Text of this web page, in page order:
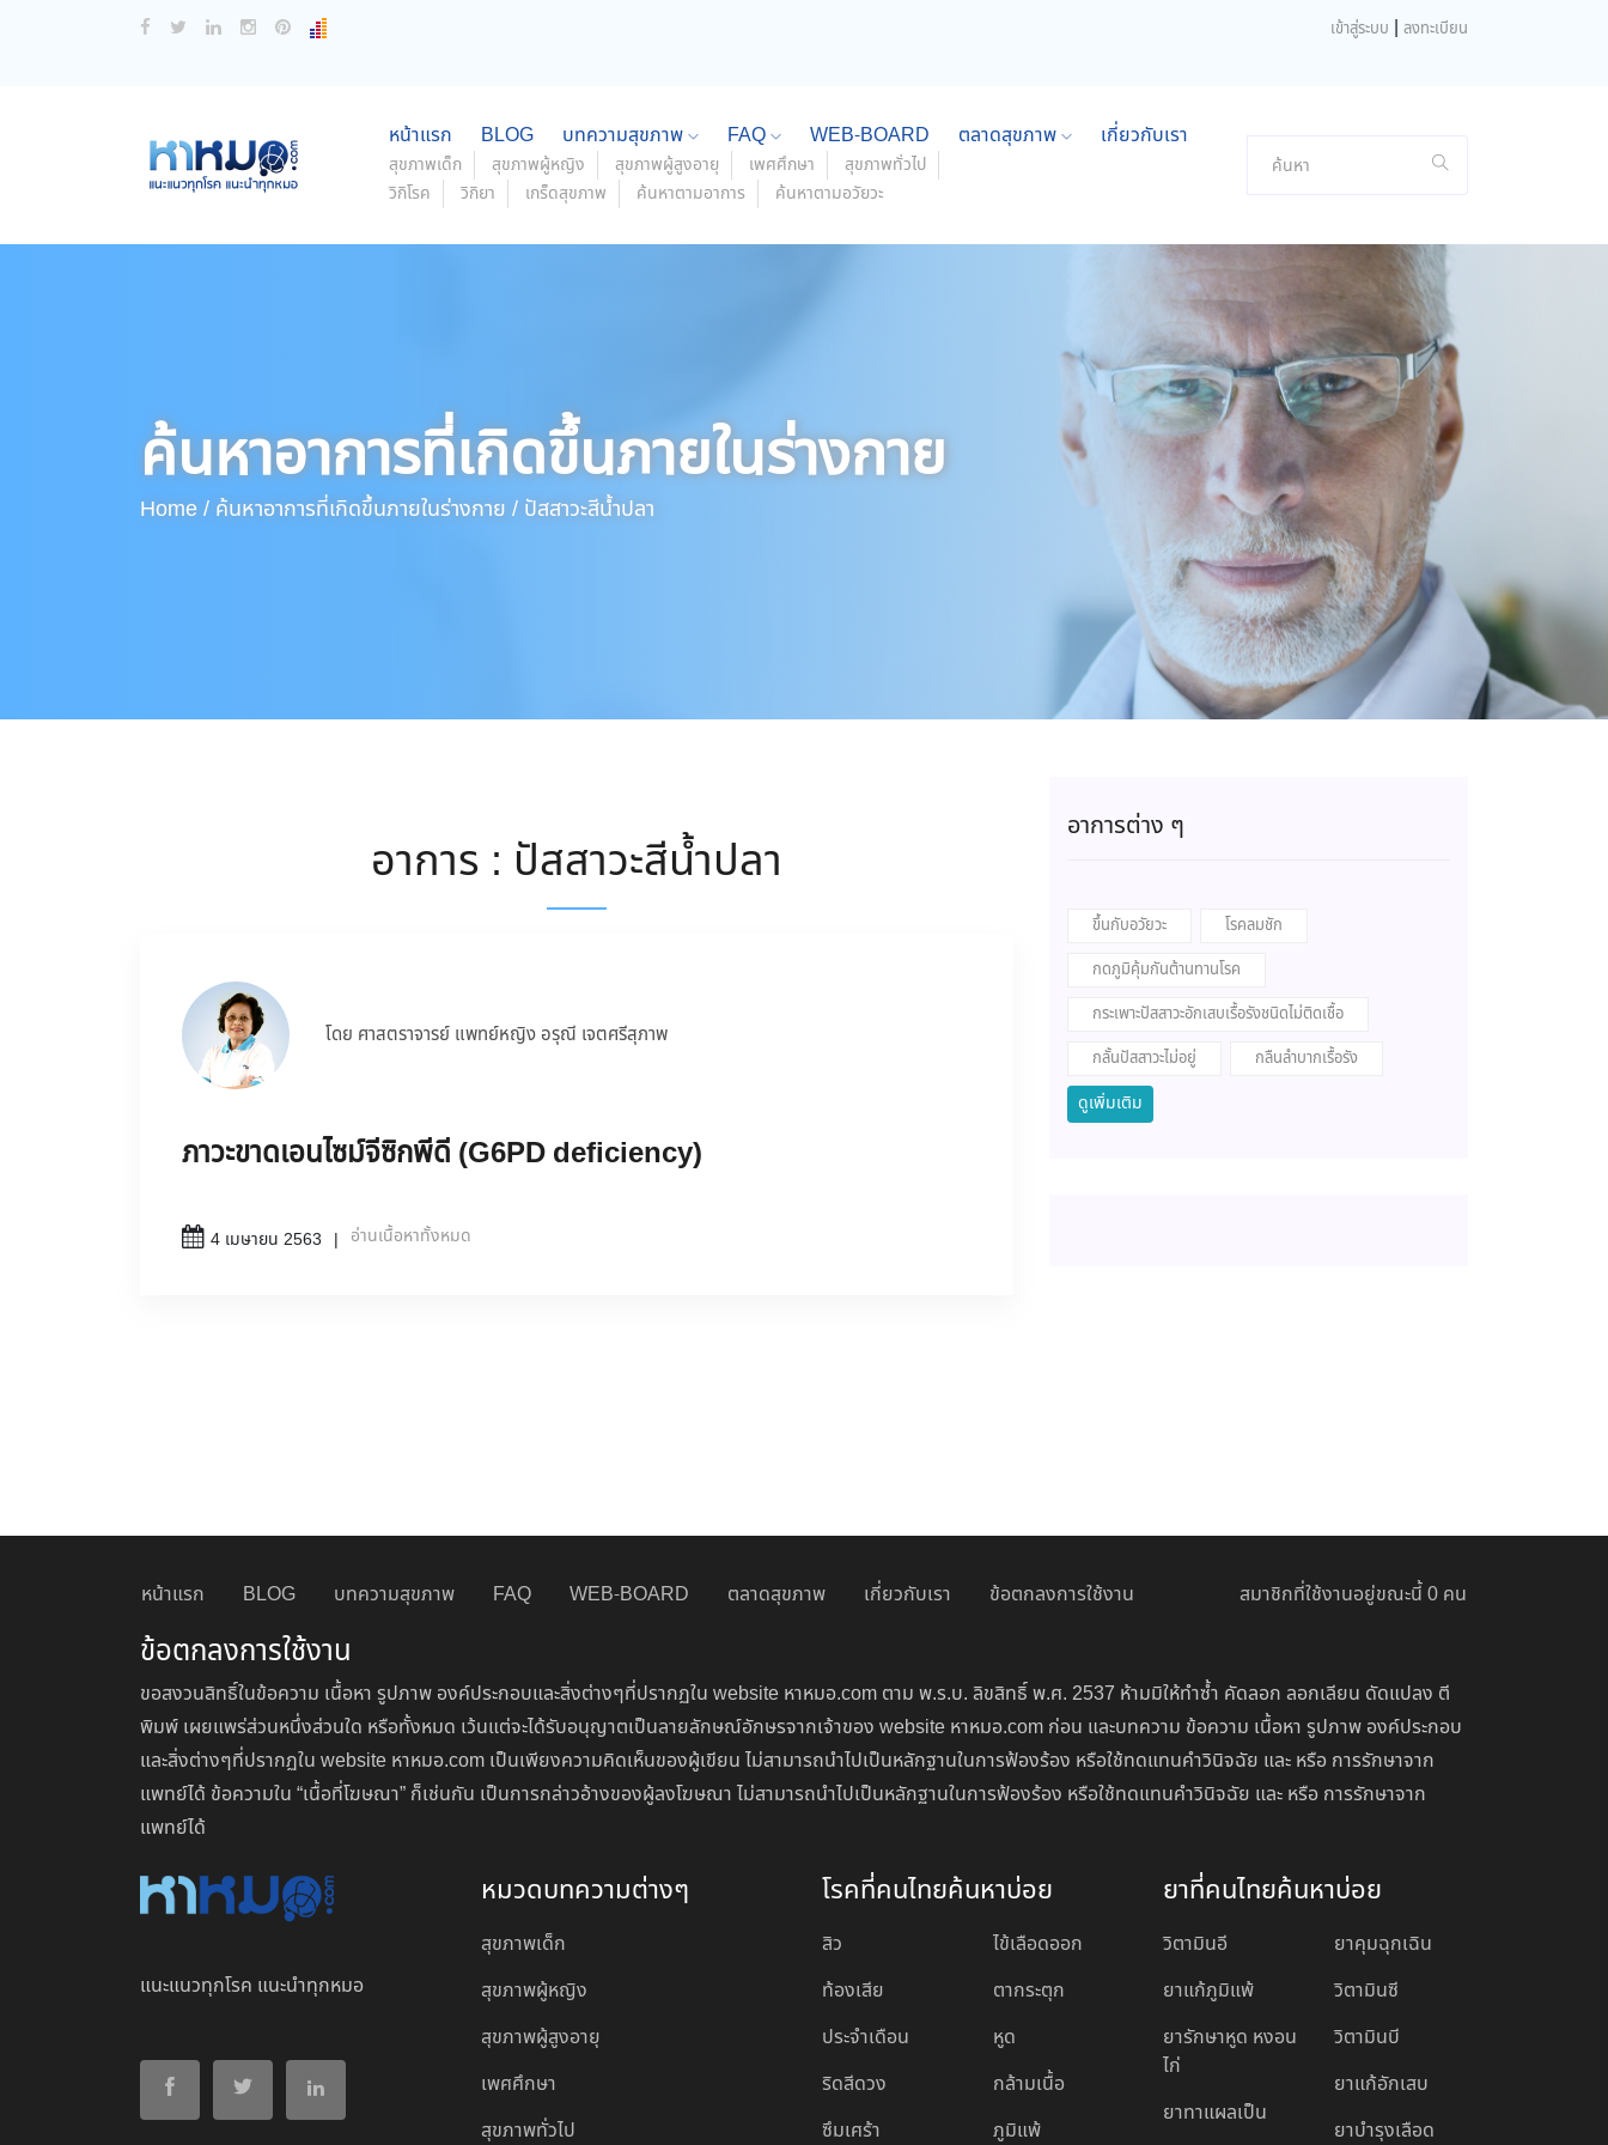
เข้าสู่ระบบ | ลงทะเบียน
หน้าแรก BLOG บทความสุขภาพ FAQ WEB-BOARD ตลาดสุขภาพ เกี่ยวกับเรา
สุขภาพเด็ก สุขภาพผู้หญิง สุขภาพผู้สูงอายุ เพศศึกษา
สุขภาพทั่วไป
วิกิโรค
วิกิยา เกร็ดสุขภาพ ค้นหาตามอาการ ค้นหาตามอวัยวะ
ค้นหาอาการที่เกิดขึ้นภายในร่างกาย
Home / ค้นหาอาการที่เกิดขึ้นภายในร่างกาย / ปัสสาวะสีน้ำปลา
อาการ : ปัสสาวะสีน้ำปลา
โดย ศาสตราจารย์ แพทย์หญิง อรุณี เจตศรีสุภาพ
ภาวะขาดเอนไซม์จีซิกพีดี (G6PD deficiency)
4 เมษายน 2563 อ่านเนื้อหาทั้งหมด
อาการต่าง ๆ
ขึ้นกับอวัยวะ
โรคลมชัก
กดภูมิคุ้มกันต้านทานโรค
กระเพาะปัสสาวะอักเสบเรื้อรังชนิดไม่ติดเชื้อ
กลั้นปัสสาวะไม่อยู่
กลืนลำบากเรื้อรัง
ดูเพิ่มเติม
หน้าแรก BLOG บทความสุขภาพ FAQ WEB-BOARD ตลาดสุขภาพ เกี่ยวกับเรา ข้อตกลงการใช้งาน สมาชิกที่ใช้งานอยู่ขณะนี้ 0 คน
ข้อตกลงการใช้งาน
ขอสงวนสิทธิ์ในข้อความ เนื้อหา รูปภาพ องค์ประกอบและสิ่งต่างๆที่ปรากฏใน website หาหมอ.com ตาม พ.ร.บ. ลิขสิทธิ์ พ.ศ. 2537 ห้ามมิให้ทำซ้ำ คัดลอก ลอกเลียน ดัดแปลง ตี
พิมพ์ เผยแพร่ส่วนหนึ่งส่วนใด หรือทั้งหมด เว้นแต่จะได้รับอนุญาตเป็นลายลักษณ์อักษรจากเจ้าของ website หาหมอ.com ก่อน และบทความ ข้อความ เนื้อหา รูปภาพ องค์ประกอบ
และสิ่งต่างๆที่ปรากฏใน website หาหมอ.com เป็นเพียงความคิดเห็นของผู้เขียน ไม่สามารถนำไปเป็นหลักฐานในการฟ้องร้อง หรือใช้ทดแทนคำวินิจฉัย และ หรือ การรักษาจาก
แพทย์ได้ ข้อความใน “เนื้อที่โฆษณา” ก็เช่นกัน เป็นการกล่าวอ้างของผู้ลงโฆษณา ไม่สามารถนำไปเป็นหลักฐานในการฟ้องร้อง หรือใช้ทดแทนคำวินิจฉัย และ หรือ การรักษาจาก
แพทย์ได้
แนะแนวทุกโรค แนะนำทุกหมอ
หมวดบทความต่างๆ
สุขภาพเด็ก
สุขภาพผู้หญิง
สุขภาพผู้สูงอายุ
เพศศึกษา
สุขภาพทั่วไป
โรคที่คนไทยค้นหาบ่อย ยาที่คนไทยค้นหาบ่อย
สิว
ท้องเสีย
ประจำเดือน
ริดสีดวง
ซึมเศร้า
ไข้เลือดออก
ตากระตุก
หูด
กล้ามเนื้อ
ภูมิแพ้
วิตามินอี
ยาแก้ภูมิแพ้
ยารักษาหูด หงอน
ไก่
ยาทาแผลเป็น
ยาคุมฉุกเฉิน
วิตามินซี
วิตามินบี
ยาแก้อักเสบ
ยาบํารุงเลือด